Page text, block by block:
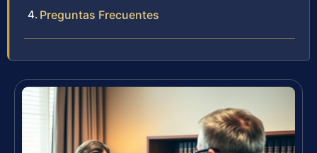
Preguntas Frecuentes